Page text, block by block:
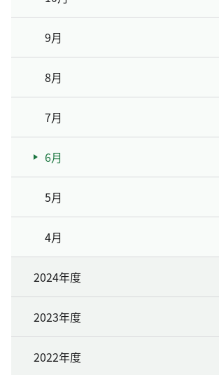
9月
8月
7月
6月
5月
4月
2024年度
2023年度
2022年度